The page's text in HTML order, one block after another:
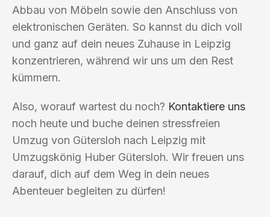
Abbau von Möbeln sowie den Anschluss von
elektronischen Geräten. So kannst du dich voll
und ganz auf dein neues Zuhause in Leipzig
konzentrieren, während wir uns um den Rest
kümmern.
Also, worauf wartest du noch? Kontaktiere uns
noch heute und buche deinen stressfreien
Umzug von Gütersloh nach Leipzig mit
Umzugskönig Huber Gütersloh. Wir freuen uns
darauf, dich auf dem Weg in dein neues
Abenteuer begleiten zu dürfen!